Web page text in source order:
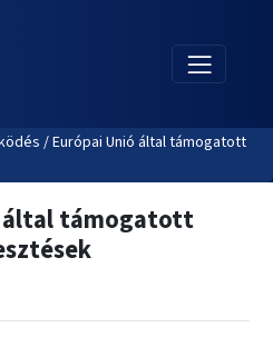
/ Európai Unió által támogatott
által támogatott